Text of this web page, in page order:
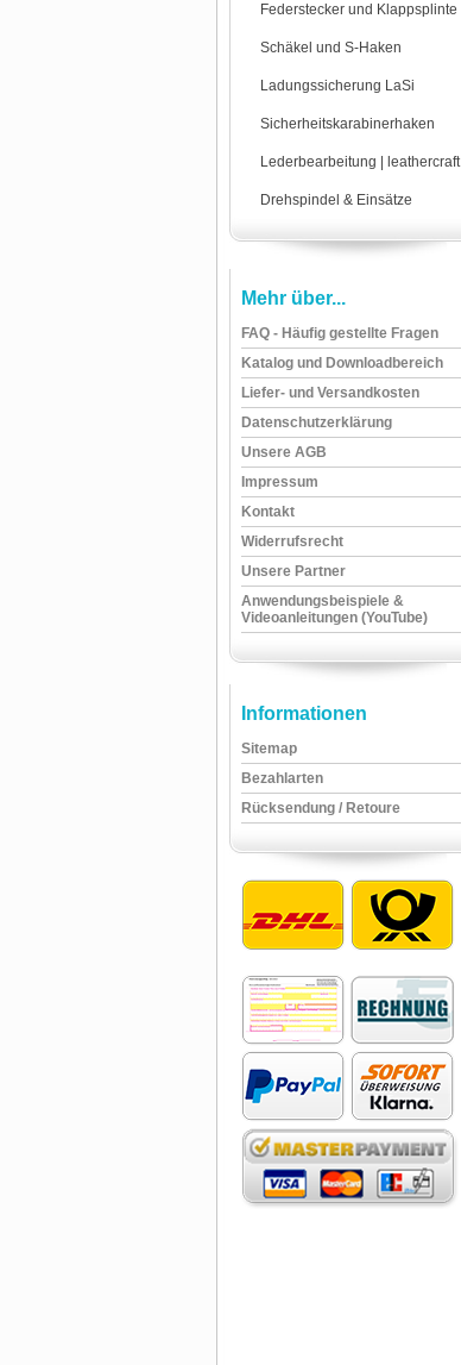
Federstecker und Klappsplinte
Schäkel und S-Haken
Ladungssicherung LaSi
Sicherheitskarabinerhaken
Lederbearbeitung | leathercraft
Drehspindel & Einsätze
Mehr über...
FAQ - Häufig gestellte Fragen
Katalog und Downloadbereich
Liefer- und Versandkosten
Datenschutzerklärung
Unsere AGB
Impressum
Kontakt
Widerrufsrecht
Unsere Partner
Anwendungsbeispiele &
Videoanleitungen (YouTube)
Informationen
Sitemap
Bezahlarten
Rücksendung / Retoure